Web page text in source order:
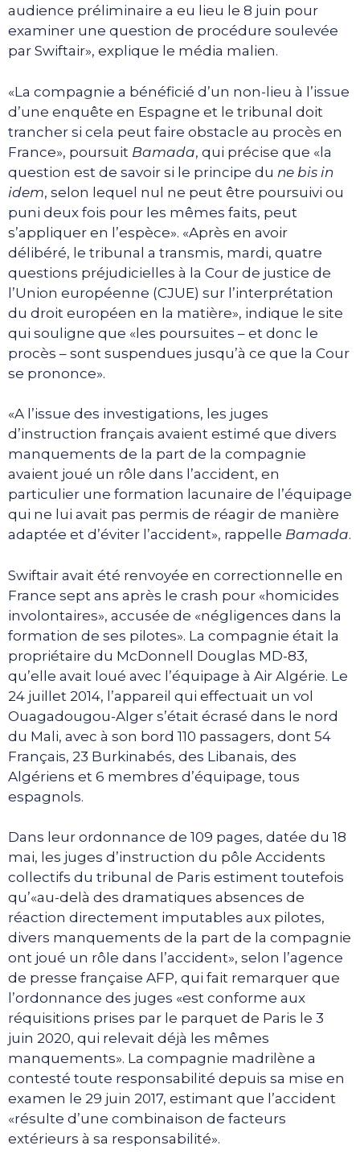
audience préliminaire a eu lieu le 8 juin pour
examiner une question de procédure soulevée
par Swiftair», explique le média malien.
«La compagnie a bénéficié d’un non-lieu à l’issue
d’une enquête en Espagne et le tribunal doit
trancher si cela peut faire obstacle au procès en
France», poursuit Bamada, qui précise que «la
question est de savoir si le principe du ne bis in
idem, selon lequel nul ne peut être poursuivi ou
puni deux fois pour les mêmes faits, peut
s’appliquer en l’espèce». «Après en avoir
délibéré, le tribunal a transmis, mardi, quatre
questions préjudicielles à la Cour de justice de
l’Union européenne (CJUE) sur l’interprétation
du droit européen en la matière», indique le site
qui souligne que «les poursuites – et donc le
procès – sont suspendues jusqu’à ce que la Cour
se prononce».
«A l’issue des investigations, les juges
d’instruction français avaient estimé que divers
manquements de la part de la compagnie
avaient joué un rôle dans l’accident, en
particulier une formation lacunaire de l’équipage
qui ne lui avait pas permis de réagir de manière
adaptée et d’éviter l’accident», rappelle Bamada.
Swiftair avait été renvoyée en correctionnelle en
France sept ans après le crash pour «homicides
involontaires», accusée de «négligences dans la
formation de ses pilotes». La compagnie était la
propriétaire du McDonnell Douglas MD-83,
qu’elle avait loué avec l’équipage à Air Algérie. Le
24 juillet 2014, l’appareil qui effectuait un vol
Ouagadougou-Alger s’était écrasé dans le nord
du Mali, avec à son bord 110 passagers, dont 54
Français, 23 Burkinabés, des Libanais, des
Algériens et 6 membres d’équipage, tous
espagnols.
Dans leur ordonnance de 109 pages, datée du 18
mai, les juges d’instruction du pôle Accidents
collectifs du tribunal de Paris estiment toutefois
qu’«au-delà des dramatiques absences de
réaction directement imputables aux pilotes,
divers manquements de la part de la compagnie
ont joué un rôle dans l’accident», selon l’agence
de presse française AFP, qui fait remarquer que
l’ordonnance des juges «est conforme aux
réquisitions prises par le parquet de Paris le 3
juin 2020, qui relevait déjà les mêmes
manquements». La compagnie madrilène a
contesté toute responsabilité depuis sa mise en
examen le 29 juin 2017, estimant que l’accident
«résulte d’une combinaison de facteurs
extérieurs à sa responsabilité».